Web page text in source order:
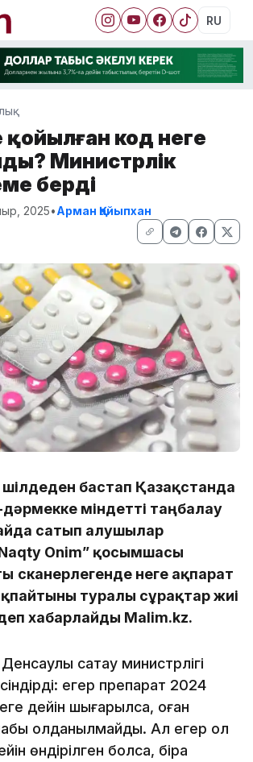
RU
қойылған код неге
Министрлік
берді
2025•Арман Қайыпхан
шілдеден бастап Қазақстанда
міндетті таңбалау
сатып алушылар
Onim” қосымшасы
сканерлегенде неге ақпарат
туралы сұрақтар жиі
хабарлайды Malim.kz.
сақтау министрлігі
егер препарат 2024
дейін шығарылса, оған
қолданылмайды. Ал егер ол
өндірілген болса, бірақ